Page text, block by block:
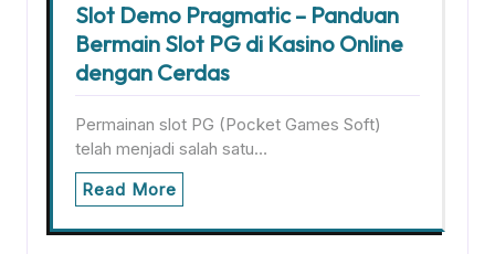
Slot Demo Pragmatic – Panduan
Bermain Slot PG di Kasino Online
dengan Cerdas
Permainan slot PG (Pocket Games Soft)
telah menjadi salah satu…
Read More